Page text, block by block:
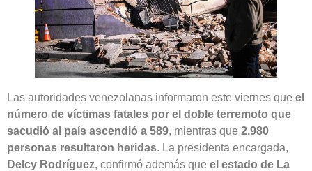
Las autoridades venezolanas informaron este viernes que el
número de víctimas fatales por el doble terremoto que
sacudió al país ascendió a 589, mientras que 2.980
personas resultaron heridas. La presidenta encargada,
Delcy Rodríguez, confirmó además que el estado de La